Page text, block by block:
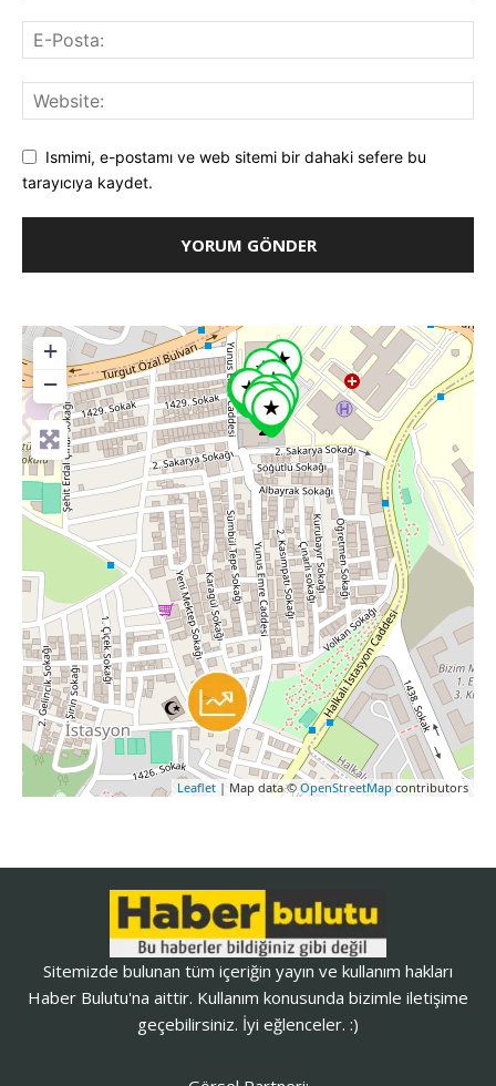
Ismimi, e-postamı ve web sitemi bir dahaki sefere bu
tarayıcıya kaydet.
+
−
Leaflet | Map data © OpenStreetMap contributors
Sitemizde bulunan tüm içeriğin yayın ve kullanım hakları
Haber Bulutu'na aittir. Kullanım konusunda bizimle iletişime
geçebilirsiniz. İyi eğlenceler. :)